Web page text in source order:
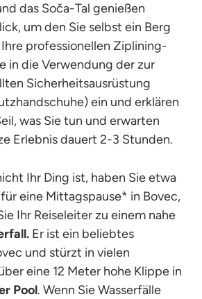
das Soča-Tal genießen
um den Sie selbst ein Berg
professionellen Ziplining-
in die Verwendung der zur
Sicherheitsausrüstung
ein und erklären
was Sie tun und erwarten
Erlebnis dauert 2-3 Stunden.
Ihr Ding ist, haben Sie etwa
eine Mittagspause* in Bovec,
Ihr Reiseleiter zu einem nahe
Er ist ein beliebtes
und stürzt in vielen
eine 12 Meter hohe Klippe in
Pool. Wenn Sie Wasserfälle